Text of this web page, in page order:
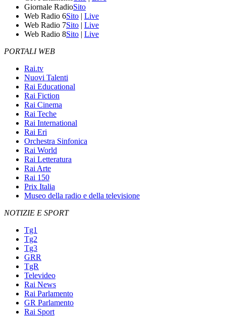
Giornale RadioSito
Web Radio 6Sito | Live
Web Radio 7Sito | Live
Web Radio 8Sito | Live
PORTALI WEB
Rai.tv
Nuovi Talenti
Rai Educational
Rai Fiction
Rai Cinema
Rai Teche
Rai International
Rai Eri
Orchestra Sinfonica
Rai World
Rai Letteratura
Rai Arte
Rai 150
Prix Italia
Museo della radio e della televisione
NOTIZIE E SPORT
Tg1
Tg2
Tg3
GRR
TgR
Televideo
Rai News
Rai Parlamento
GR Parlamento
Rai Sport